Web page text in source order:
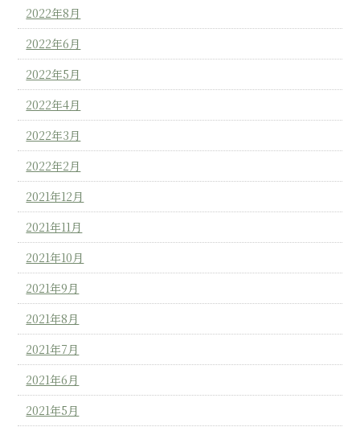
2022年8月
2022年6月
2022年5月
2022年4月
2022年3月
2022年2月
2021年12月
2021年11月
2021年10月
2021年9月
2021年8月
2021年7月
2021年6月
2021年5月